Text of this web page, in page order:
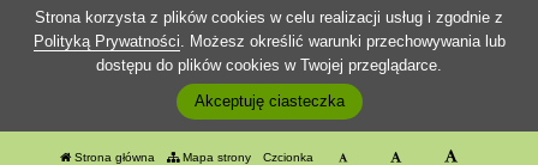
Strona korzysta z plików cookies w celu realizacji usług i zgodnie z
Polityką Prywatności. Możesz określić warunki przechowywania lub
dostępu do plików cookies w Twojej przeglądarce.
Akceptuję ciasteczka
Strona główna Mapa strony Czcionka